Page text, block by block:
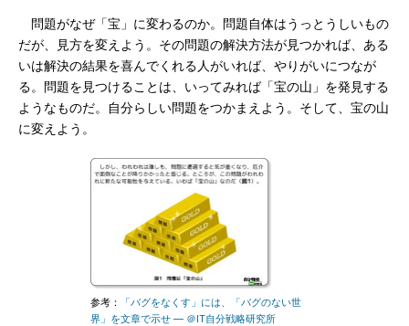
問題がなぜ「宝」に変わるのか。問題自体はうっとうしいもの
だが、見方を変えよう。その問題の解決方法が見つかれば、ある
いは解決の結果を喜んでくれる人がいれば、やりがいにつなが
る。問題を見つけることは、いってみれば「宝の山」を発見する
ようなものだ。自分らしい問題をつかまえよう。そして、宝の山
に変えよう。
参考：
「バグをなくす」には、「バグのない世
界」を文章で示せ ― ＠IT自分戦略研究所